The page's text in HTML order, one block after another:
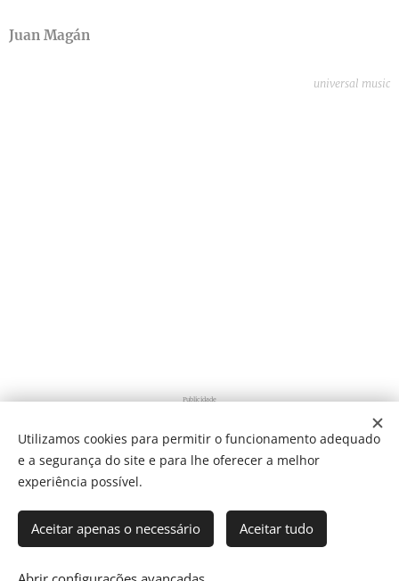
Juan Magán
universal music
Publicidade
Share
Utilizamos cookies para permitir o funcionamento adequado
e a segurança do site e para lhe oferecer a melhor
experiência possível.
Aceitar apenas o necessário Aceitar tudo